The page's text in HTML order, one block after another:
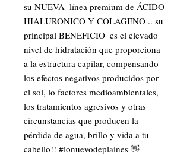
su NUEVA  línea premium de ÁCIDO
HIALURONICO Y COLAGENO .. su
principal BENEFICIO  es el elevado
nivel de hidratación que proporciona
a la estructura capilar, compensando
los efectos negativos producidos por
el sol, lo factores medioambientales,
los tratamientos agresivos y otras
circunstancias que producen la
pérdida de agua, brillo y vida a tu
cabello!! #lonuevodeplaines 👋